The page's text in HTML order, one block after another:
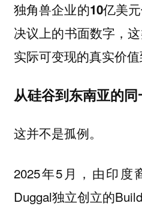
独角兽企业的10亿美
决议上的书面数字，
实际可变现的真实价值
从硅谷到东南亚的
这并不是孤例。
2025年5月，由印度
Duggal独立创立的